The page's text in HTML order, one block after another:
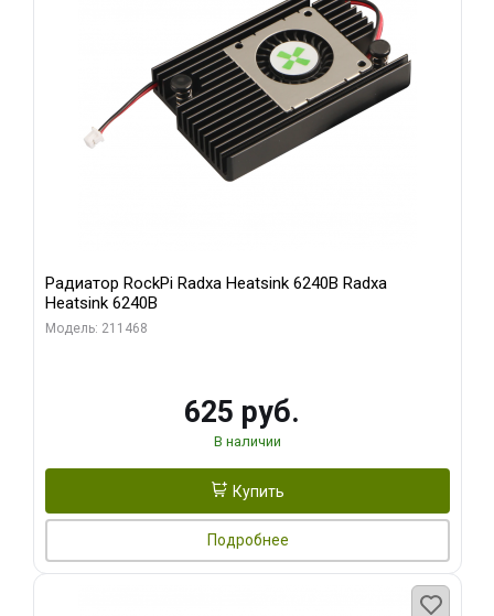
Радиатор RockPi Radxa Heatsink 6240B Radxa
Heatsink 6240B
Модель: 211468
625 руб.
В наличии
Купить
Подробнее